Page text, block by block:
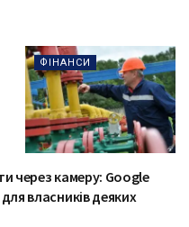
ФІНАНСИ
ТЕХНОЛОГІЇ
через камеру: Google
власників деяких